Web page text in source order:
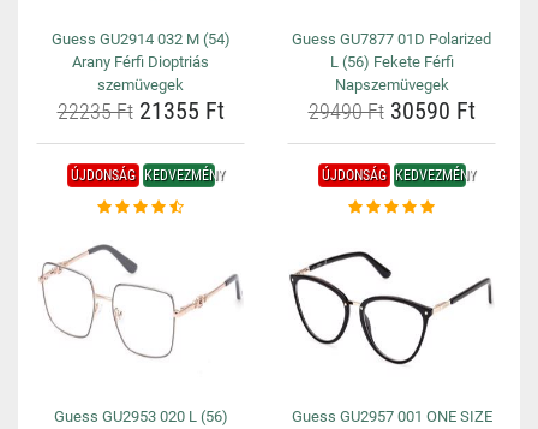
Guess GU2914 032 M (54)
Arany Férfi Dioptriás
szemüvegek
22235 Ft21355 Ft
Guess GU7877 01D Polarized
L (56) Fekete Férfi
Napszemüvegek
29490 Ft30590 Ft
ÚJDONSÁG KEDVEZMÉNY
Guess GU2953 020 L (56)
ÚJDONSÁG KEDVEZMÉNY
Guess GU2957 001 ONE SIZE